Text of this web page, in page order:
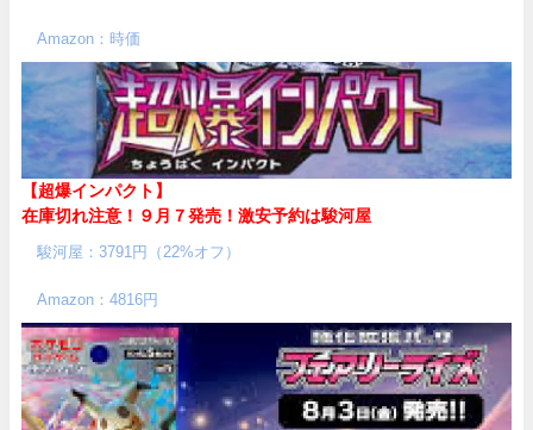
Amazon：時価
【超爆インパクト】
在庫切れ注意！９月７発売！ 激安予約は駿河屋
駿河屋：3791円（22%オフ）
Amazon：4816円